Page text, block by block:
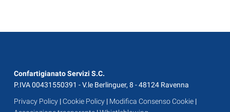
Confartigianato Servizi S.C.
P.IVA 00431550391 - V.le Berlinguer, 8 - 48124 Ravenna
Privacy Policy |Cookie Policy | Modifica Consenso Cookie |